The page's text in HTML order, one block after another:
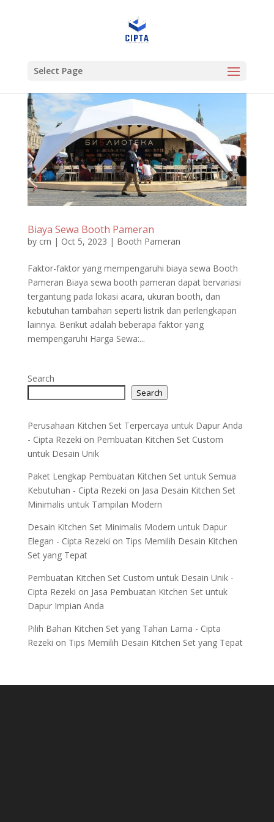
Select Page
Biaya Sewa Booth Pameran
by crn | Oct 5, 2023 | Booth Pameran
Faktor-faktor yang mempengaruhi biaya sewa Booth
Pameran Biaya sewa booth pameran dapat bervariasi
tergantung pada lokasi acara, ukuran booth, dan
kebutuhan tambahan seperti listrik dan perlengkapan
lainnya. Berikut adalah beberapa faktor yang
mempengaruhi Harga Sewa:...
Search
Search
Perusahaan Kitchen Set Terpercaya untuk Dapur Anda
- Cipta Rezeki on Pembuatan Kitchen Set Custom
untuk Desain Unik
Paket Lengkap Pembuatan Kitchen Set untuk Semua
Kebutuhan - Cipta Rezeki on Jasa Desain Kitchen Set
Minimalis untuk Tampilan Modern
Desain Kitchen Set Minimalis Modern untuk Dapur
Elegan - Cipta Rezeki on Tips Memilih Desain Kitchen
Set yang Tepat
Pembuatan Kitchen Set Custom untuk Desain Unik -
Cipta Rezeki on Jasa Pembuatan Kitchen Set untuk
Dapur Impian Anda
Pilih Bahan Kitchen Set yang Tahan Lama - Cipta
Rezeki on Tips Memilih Desain Kitchen Set yang Tepat